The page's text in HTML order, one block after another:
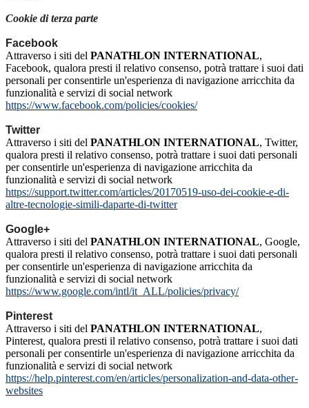
Cookie di terza parte
Facebook
Attraverso i siti del PANATHLON INTERNATIONAL,
Facebook, qualora presti il relativo consenso, potrà trattare i suoi dati
personali per consentirle un'esperienza di navigazione arricchita da
funzionalità e servizi di social network
https://www.facebook.com/policies/cookies/
Twitter
Attraverso i siti del PANATHLON INTERNATIONAL, Twitter,
qualora presti il relativo consenso, potrà trattare i suoi dati personali
per consentirle un'esperienza di navigazione arricchita da
funzionalità e servizi di social network
https://support.twitter.com/articles/20170519-uso-dei-cookie-e-di-
altre-tecnologie-simili-daparte-di-twitter
Google+
Attraverso i siti del PANATHLON INTERNATIONAL, Google,
qualora presti il relativo consenso, potrà trattare i suoi dati personali
per consentirle un'esperienza di navigazione arricchita da
funzionalità e servizi di social network
https://www.google.com/intl/it_ALL/policies/privacy/
Pinterest
Attraverso i siti del PANATHLON INTERNATIONAL,
Pinterest, qualora presti il relativo consenso, potrà trattare i suoi dati
personali per consentirle un'esperienza di navigazione arricchita da
funzionalità e servizi di social network
https://help.pinterest.com/en/articles/personalization-and-data-other-
websites